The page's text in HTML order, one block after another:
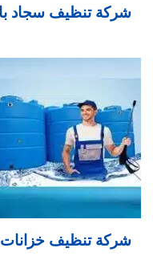
شركة تنظيف سجاد
شركة تنظيف خزانات